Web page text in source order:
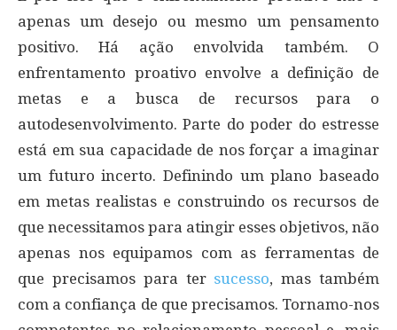
apenas um desejo ou mesmo um pensamento
positivo. Há ação envolvida também. O
enfrentamento proativo envolve a definição de
metas e a busca de recursos para o
autodesenvolvimento. Parte do poder do estresse
está em sua capacidade de nos forçar a imaginar
um futuro incerto. Definindo um plano baseado
em metas realistas e construindo os recursos de
que necessitamos para atingir esses objetivos, não
apenas nos equipamos com as ferramentas de
que precisamos para ter sucesso, mas também
com a confiança de que precisamos. Tornamo-nos